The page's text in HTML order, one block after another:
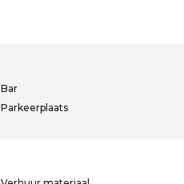
Bar
Parkeerplaats